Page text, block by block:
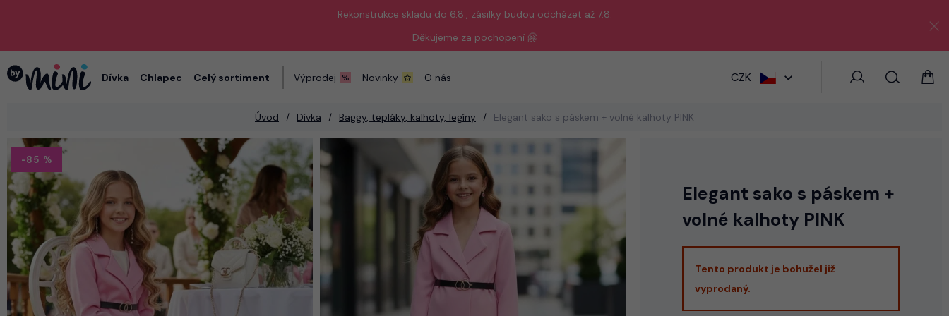
Rekonstrukce skladu do 6.8., zásilky budou odcházet až 7.8.
Děkujeme za pochopení 🤗
Dívka Chlapec Celý sortiment Výprodej Novinky O nás CZK
Úvod Dívka Baggy, tepláky, kalhoty, legíny Elegant sako s páskem + volné kalhoty PINK
-85
Elegant sako s páskem +
volné kalhoty PINK
Tento produkt je bohužel již
vyprodaný.